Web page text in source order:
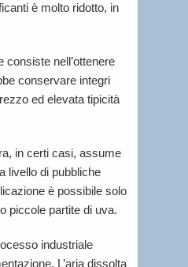
è molto ridotto, in
consiste nell’ottenere
conservare integri
ed elevata tipicità
in certi casi, assume
livello di pubbliche
è possibile solo
piccole partite di uva.
industriale
L’aria dissolta